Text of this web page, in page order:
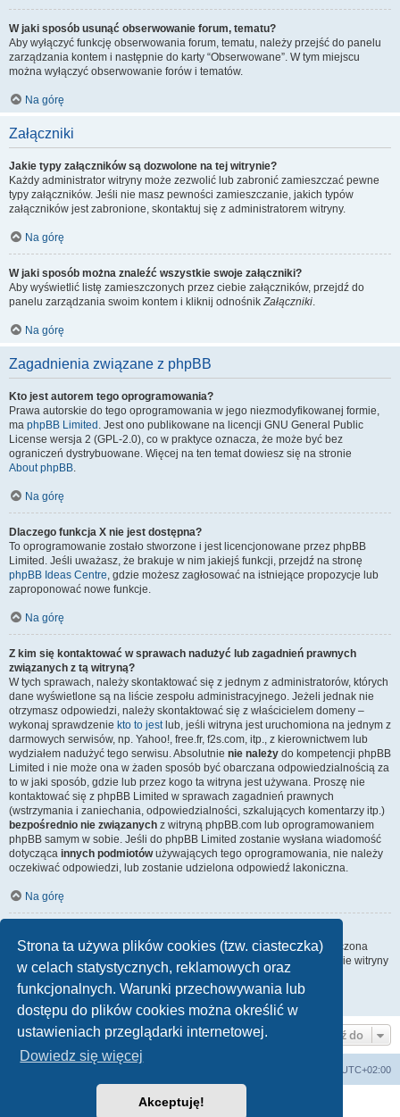
Strona ta używa plików cookies (tzw. ciasteczka)
w celach statystycznych, reklamowych oraz
funkcjonalnych. Warunki przechowywania lub
dostępu do plików cookies można określić w
ustawieniach przeglądarki internetowej.
Dowiedz się więcej
Akceptuję!
W jaki sposób usunąć obserwowanie forum, tematu?
Aby wyłączyć funkcję obserwowania forum, tematu, należy przejść do panelu
zarządzania kontem i następnie do karty “Obserwowane”. W tym miejscu
można wyłączyć obserwowanie forów i tematów.
Na górę
Załączniki
Jakie typy załączników są dozwolone na tej witrynie?
Każdy administrator witryny może zezwolić lub zabronić zamieszczać pewne
typy załączników. Jeśli nie masz pewności zamieszczanie, jakich typów
załączników jest zabronione, skontaktuj się z administratorem witryny.
Na górę
W jaki sposób można znaleźć wszystkie swoje załączniki?
Aby wyświetlić listę zamieszczonych przez ciebie załączników, przejdź do
panelu zarządzania swoim kontem i kliknij odnośnikZałączniki.
Na górę
Zagadnienia związane z phpBB
Kto jest autorem tego oprogramowania?
Prawa autorskie do tego oprogramowania w jego niezmodyfikowanej formie,
ma phpBB Limited . Jest ono publikowane na licencji GNU General Public
License wersja 2 (GPL-2.0), co w praktyce oznacza, że może być bez
ograniczeń dystrybuowane. Więcej na ten temat dowiesz się na stronie
About phpBB.
Na górę
Dlaczego funkcja X nie jest dostępna?
To oprogramowanie zostało stworzone i jest licencjonowane przez phpBB
Limited. Jeśli uważasz, że brakuje w nim jakiejś funkcji, przejdź na stronę
phpBB Ideas Centre, gdzie możesz zagłosować na istniejące propozycje lub
zaproponować nowe funkcje.
Na górę
Z kim się kontaktować w sprawach nadużyć lub zagadnień prawnych
związanych z tą witryną?
W tych sprawach, należy skontaktować się z jednym z administratorów, których
dane wyświetlone są na liście zespołu administracyjnego. Jeżeli jednak nie
otrzymasz odpowiedzi, należy skontaktować się z właścicielem domeny –
wykonaj sprawdzenie kto to jestlub, jeśli witryna jest uruchomiona na jednym z
darmowych serwisów, np. Yahoo!, free.fr, f2s.com, itp., z kierownictwem lub
wydziałem nadużyć tego serwisu. Absolutnie nie należy do kompetencji phpBB
Limited i nie może ona w żaden sposób być obarczana odpowiedzialnością za
to w jaki sposób, gdzie lub przez kogo ta witryna jest używana. Proszę nie
kontaktować się z phpBB Limited w sprawach zagadnień prawnych
(wstrzymania i zaniechania, odpowiedzialności, szkalujących komentarzy itp.)
bezpośrednio nie związanych z witryną phpBB.com lub oprogramowaniem
phpBB samym w sobie. Jeśli do phpBB Limited zostanie wysłana wiadomość
dotycząca innych podmiotówużywających tego oprogramowania, nie należy
oczekiwać odpowiedzi, lub zostanie udzielona odpowiedź lakoniczna.
Na górę
Wszyscy użytkownicy witryny mogą używać – jeśli funkcja ta jest włączona
przez administratora witryny – formularza „Kontakt z nami”. Członkowie witryny
mogą także używać odnośnika „Zespół administracyjny”.
Na górę
Przejdź do
UTC+02:00
Technologię dostarczaphpBB® Forum Software © phpBB Limited